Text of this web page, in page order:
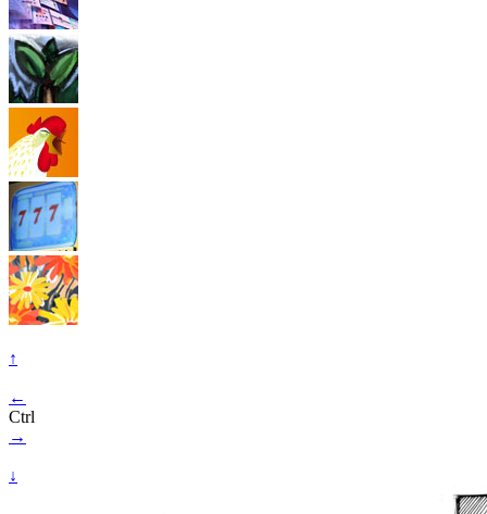
↑
←
Ctrl
→
↓